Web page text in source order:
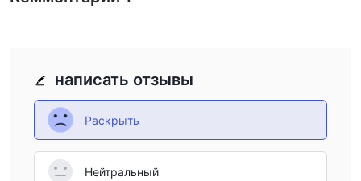
написать отзывы
Раскрыть
Нейтральный